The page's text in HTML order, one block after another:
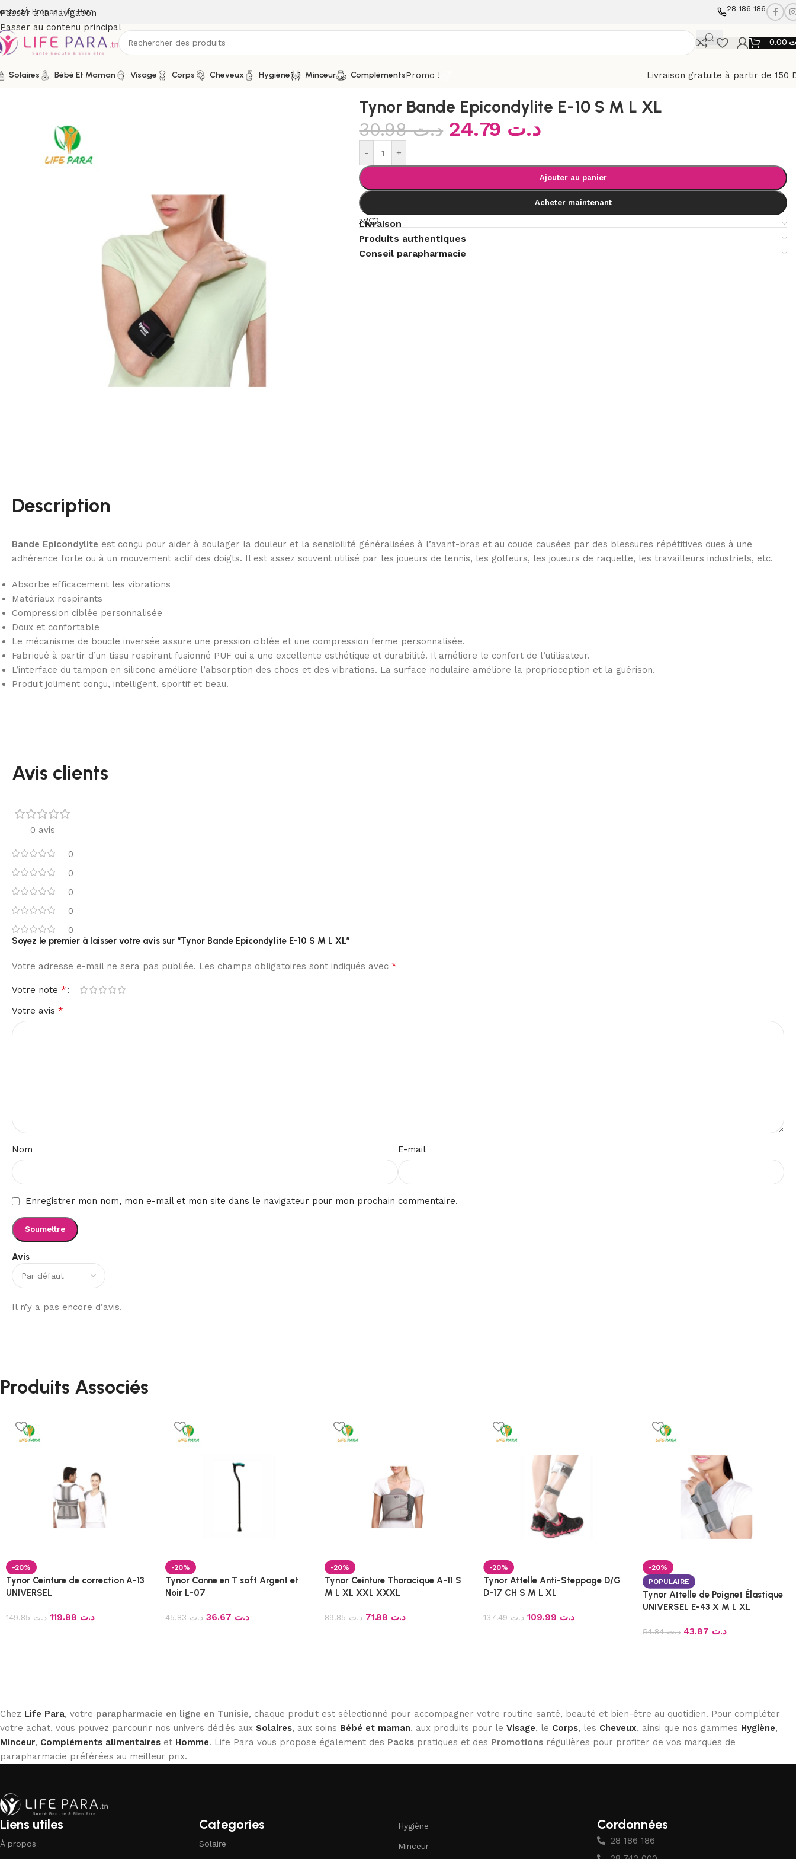
Passer à la navigation
Passer au contenu principal
À Propos Life Para 28 186 186
Solaires Bébé Et Maman Visage Corps Cheveux Hygiène Minceur ComplémentsPromo !
Livraison gratuite à partir de 150
/Boutique Matériel médical /Mobilité Tynor Bande Epicondylite E-10 S M L XL
Tynor Bande Epicondylite E-10 S M L XL
د.ت30.98 د.ت
- +
Ajouter au panier
Acheter maintenant
Livraison
Produits authentiques
Conseil parapharmacie
Description
Bande Epicondylite est conçu pour aider à soulager la douleur et la sensibilité généralisées à l’avant-bras et au coude causées par des blessures répétitives dues à une
adhérence forte ou à un mouvement actif des doigts. Il est assez souvent utilisé par les joueurs de tennis, les golfeurs, les joueurs de raquette, les travailleurs industriels, etc.
Absorbe efficacement les vibrations
Matériaux respirants
Compression ciblée personnalisée
Doux et confortable
Le mécanisme de boucle inversée assure une pression ciblée et une compression ferme personnalisée.
Fabriqué à partir d’un tissu respirant fusionné PUF qui a une excellente esthétique et durabilité. Il améliore le confort de l’utilisateur.
L’interface du tampon en silicone améliore l’absorption des chocs et des vibrations. La surface nodulaire améliore la proprioception et la guérison.
Produit joliment conçu, intelligent, sportif et beau.
Avis clients
0 avis
0
0
0
0
0
Avis
Il n’y a pas encore d’avis.
Soyez le premier à laisser votre avis sur “Tynor Bande Epicondylite E-10 S M L XL”
Votre adresse e-mail ne sera pas publiée. Les champs obligatoires sont indiqués avec *
Votre note *
Votre avis *
Nom E-mail
Enregistrer mon nom, mon e-mail et mon site dans le navigateur pour mon prochain commentaire.
Produits Associés
-20%
Tynor Ceinture de correction A-13
UNIVERSEL
د.ت149.85 د.ت
-20%
Tynor Canne en T soft Argent et
Noir L-07
د.ت45.83 د.ت
-20%
Tynor Ceinture Thoracique A-11 S
M L XL XXL XXXL
د.ت89.85 د.ت
-20%
Tynor Attelle Anti-Steppage D/G
D-17 CH S M L XL
د.ت137.49 د.ت
-20%
POPULAIRE
Tynor Attelle de Poignet Élastique
UNIVERSEL E-43 X M L XL
د.ت54.84 د.ت
Chez Life Para, votre parapharmacie en ligne en Tunisie, chaque produit est sélectionné pour accompagner votre routine santé, beauté et bien-être au quotidien. Pour compléter
votre achat, vous pouvez parcourir nos univers dédiés aux Solaires, aux soins Bébé et maman, aux produits pour le Visage, le Corps, les Cheveux, ainsi que nos gammes Hygiène,
Minceur, Compléments alimentaires et Homme. Life Para vous propose également des Packs pratiques et des Promotions régulières pour profiter de vos marques de
parapharmacie préférées au meilleur prix.
Liens utiles
À propos
Categories
Solaire
Hygiène
Minceur
Cordonnées
28 186 186